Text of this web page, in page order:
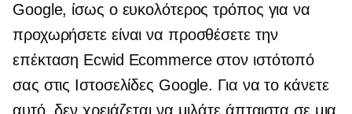
Google, ίσως ο ευκολότερος τρόπος για να
προχωρήσετε είναι να προσθέσετε την
επέκταση Ecwid Ecommerce στον ιστότοπό
σας στις Ιστοσελίδες Google. Για να το κάνετε
αυτό, δεν χρειάζεται να μιλάτε άπταιστα σε μια